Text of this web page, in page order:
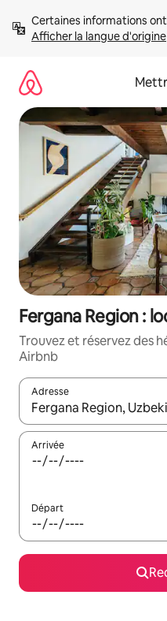
directement
Afficher la langue d'origine
Fergana Region :
Trouvez et réservez des
Airbnb
Adresse
Lorsque les résultats
Arrivée
Départ